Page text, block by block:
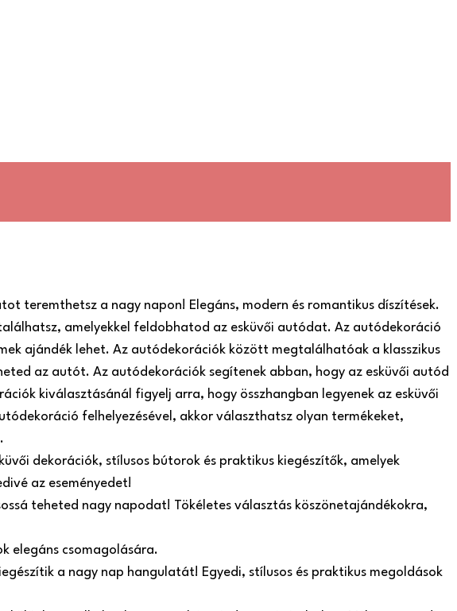
teremthetsz a nagy napon! Elegáns, modern és romantikus díszítések.
amelyekkel feldobhatod az esküvői autódat. Az autódekoráció
ajándék lehet. Az autódekorációk között megtalálhatóak a klasszikus
az autót. Az autódekorációk segítenek abban, hogy az esküvői autód
kiválasztásánál figyelj arra, hogy összhangban legyenek az esküvői
felhelyezésével, akkor választhatsz olyan termékeket,
dekorációk, stílusos bútorok és praktikus kiegészítők, amelyek
az eseményedet!
teheted nagy napodat! Tökéletes választás köszönetajándékokra,
elegáns csomagolására.
a nagy nap hangulatát! Egyedi, stílusos és praktikus megoldások